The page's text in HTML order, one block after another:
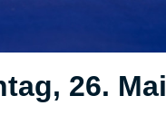
26. Mai